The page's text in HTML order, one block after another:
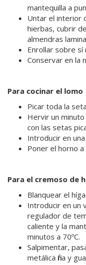
mantequilla a
Untar el interior
hierbas, cubrir
almendras
Enrollar sobre sí
Conservar en la
Para cocinar el lomo
Picar toda la
Hervir un
con las setas
Introducir en
Poner el horno
Para el cremoso de
Blanquear el
Introducir en un
regulador de
caliente y la
minutos a 70ºC.
Salpimentar,
metálica fina y